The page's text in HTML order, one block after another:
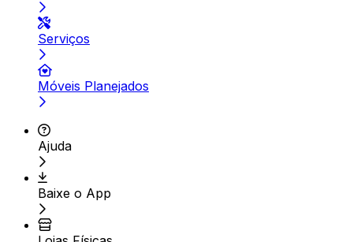
Serviços
Móveis Planejados
Ajuda
Baixe o App